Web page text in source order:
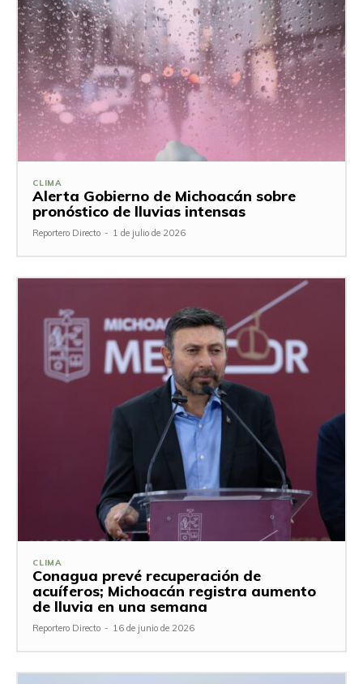
CLIMA
Alerta Gobierno de Michoacán sobre
pronóstico de lluvias intensas
Reportero Directo - 1 de julio de 2026
CLIMA
Conagua prevé recuperación de
acuíferos; Michoacán registra aumento
de lluvia en una semana
Reportero Directo - 16 de junio de 2026